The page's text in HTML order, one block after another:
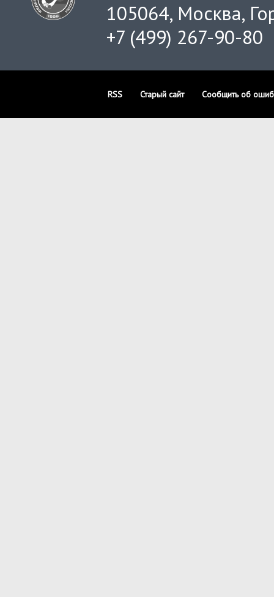
105064, Москва,
+7 (499) 267-90-80
RSS Старый сайт Сообщить об